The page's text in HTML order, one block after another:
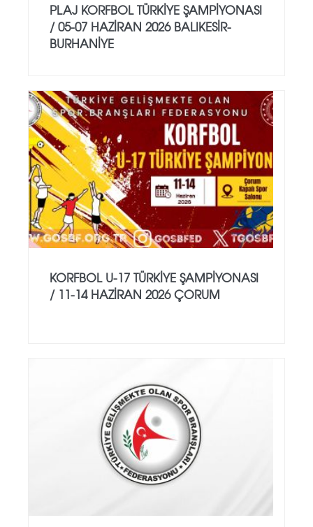
PLAJ KORFBOL TÜRKİYE ŞAMPİYONASI
/ 05-07 HAZİRAN 2026 BALIKESİR-
BURHANİYE
KORFBOL U-17 TÜRKİYE ŞAMPİYONASI
/ 11-14 HAZİRAN 2026 ÇORUM